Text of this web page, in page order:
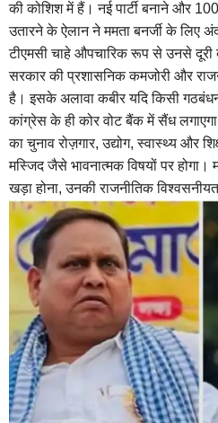
की कोशिश में हैं। नई पार्टी बनाने और 100
उतारने के ऐलान ने ममता बनर्जी के लिए
टीएमसी चाहे औपचारिक रूप से उनसे दूरी
सरकार की प्रशासनिक कमजोरी और
है। इसके अलावा कबीर यदि किसी
कांग्रेस के ही कोर वोट बैंक में सैंध
का चुनाव रोज़गार, उद्योग, स्वास्थ्य और
मस्जिद जैसे भावनात्मक विषयों पर होगा।
खड़ा होना, उनकी राजनीतिक